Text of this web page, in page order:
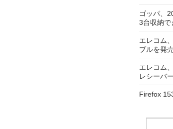
ゴッパ、
3台収納で
エレコム
ブルを発売
エレコム
レシーバ
Firefox